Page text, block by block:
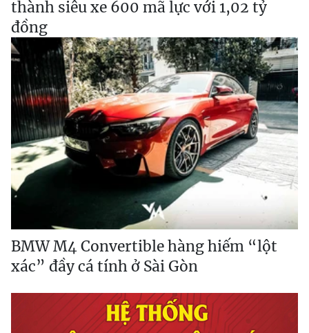
thành siêu xe 600 mã lực với 1,02 tỷ
đồng
BMW M4 Convertible hàng hiếm “lột
xác” đầy cá tính ở Sài Gòn